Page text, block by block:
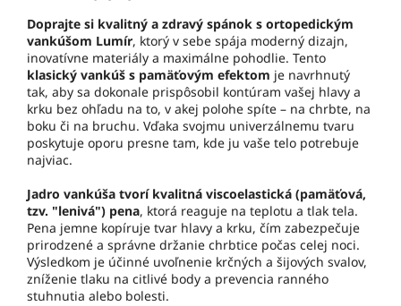
Doprajte si kvalitný a zdravý spánok s ortopedickým
vankúšom Lumír, ktorý v sebe spája moderný dizajn,
inovatívne materiály a maximálne pohodlie. Tento
klasický vankúš s pamäťovým efektom je navrhnutý
tak, aby sa dokonale prispôsobil kontúram vašej hlavy a
krku bez ohľadu na to, v akej polohe spíte – na chrbte, na
boku či na bruchu. Vďaka svojmu univerzálnemu tvaru
poskytuje oporu presne tam, kde ju vaše telo potrebuje
najviac.
Jadro vankúša tvorí kvalitná viscoelastická (pamäťová,
tzv. "lenivá") pena, ktorá reaguje na teplotu a tlak tela.
Pena jemne kopíruje tvar hlavy a krku, čím zabezpečuje
prirodzené a správne držanie chrbtice počas celej noci.
Výsledkom je účinné uvoľnenie krčných a šijových svalov,
zníženie tlaku na citlivé body a prevencia ranného
stuhnutia alebo bolesti.